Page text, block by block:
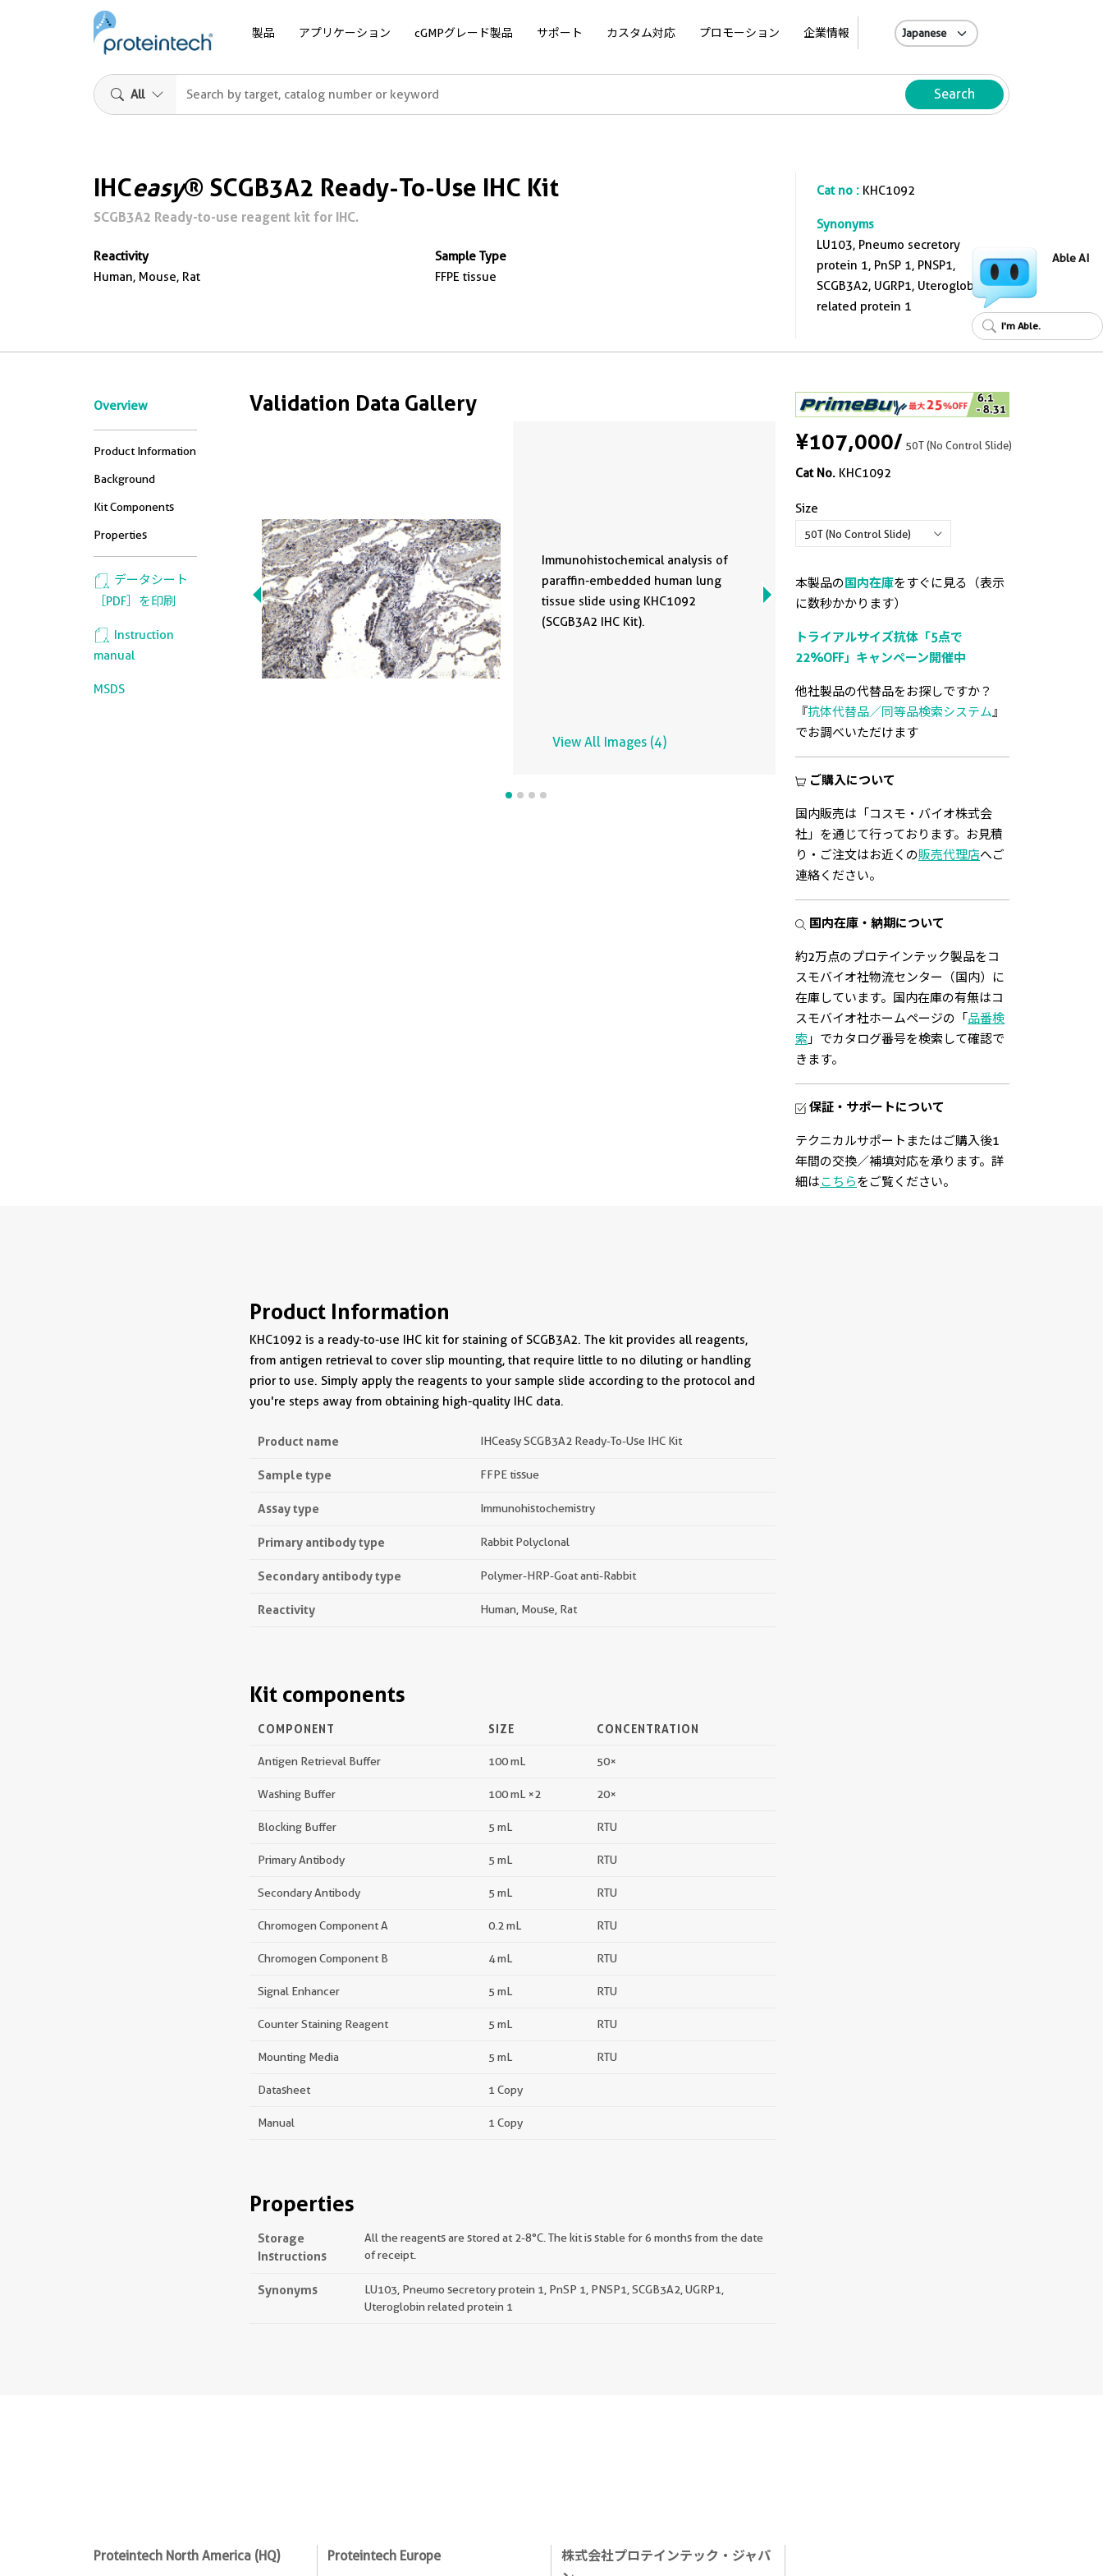
製品 アプリケーション cGMPグレード製品 サポート カスタム対応 プロモーション 企業情報
All Search
IHCeasy® SCGB3A2 Ready-To-Use IHC Kit
SCGB3A2 Ready-to-use reagent kit for IHC.
Reactivity
Human, Mouse, Rat
Sample Type
FFPE tissue
Cat no : KHC1092
Synonyms
LU103, Pneumo secretory
protein 1, PnSP 1, PNSP1,
SCGB3A2, UGRP1, Uteroglobin
related protein 1
Overview
Product Information
Background
Kit Components
Properties
データシート
［PDF］を印刷
Instruction
manual
MSDS
Validation Data Gallery
Immunohistochemical analysis of
paraffin-embedded human lung
tissue slide using KHC1092
(SCGB3A2 IHC Kit).
View All Images (4)
¥107,000/50T (No Control Slide)
Cat No. KHC1092
Size
本製品の 国内在庫をすぐに見る（表示
に数秒かかります）
トライアルサイズ抗体「5点で
22%OFF」キャンペーン開催中
他社製品の代替品をお探しですか？
『抗体代替品／同等品検索システム』
でお調べいただけます
ご購入について
国内販売は「コスモ・バイオ株式会
社」を通じて行っております。お見積
り・ご注文はお近くの販売代理店へご
連絡ください。
国内在庫・納期について
約2万点のプロテインテック製品をコ
スモバイオ社物流センター（国内）に
在庫しています。国内在庫の有無はコ
スモバイオ社ホームページの「 品番検
索 」でカタログ番号を検索して確認で
きます。
保証・サポートについて
テクニカルサポートまたはご購入後1
年間の交換／補填対応を承ります。詳
細はこちらをご覧ください。
Product Information
KHC1092 is a ready-to-use IHC kit for staining of SCGB3A2. The kit provides all reagents,
from antigen retrieval to cover slip mounting, that require little to no diluting or handling
prior to use. Simply apply the reagents to your sample slide according to the protocol and
you're steps away from obtaining high-quality IHC data.
Product name IHCeasy SCGB3A2 Ready-To-Use IHC Kit
Sample type FFPE tissue
Assay type Immunohistochemistry
Primary antibody type Rabbit Polyclonal
Secondary antibody type Polymer-HRP-Goat anti-Rabbit
Reactivity Human, Mouse, Rat
Kit components
COMPONENT SIZE CONCENTRATION
Antigen Retrieval Buffer 100 mL 50×
Washing Buffer 100 mL ×2 20×
Blocking Buffer 5 mL RTU
Primary Antibody 5 mL RTU
Secondary Antibody 5 mL RTU
Chromogen Component A 0.2 mL RTU
Chromogen Component B 4 mL RTU
Signal Enhancer 5 mL RTU
Counter Staining Reagent 5 mL RTU
Mounting Media 5 mL RTU
Datasheet 1 Copy
Manual 1 Copy
Properties
Storage
Instructions
All the reagents are stored at 2-8°C. The kit is stable for 6 months from the date
of receipt.
Synonyms
LU103, Pneumo secretory protein 1, PnSP 1, PNSP1, SCGB3A2, UGRP1,
Uteroglobin related protein 1
Able AI
I'm Able.
Proteintech North America (HQ) Proteintech Europe
株式会社プロテインテック・ジャパ